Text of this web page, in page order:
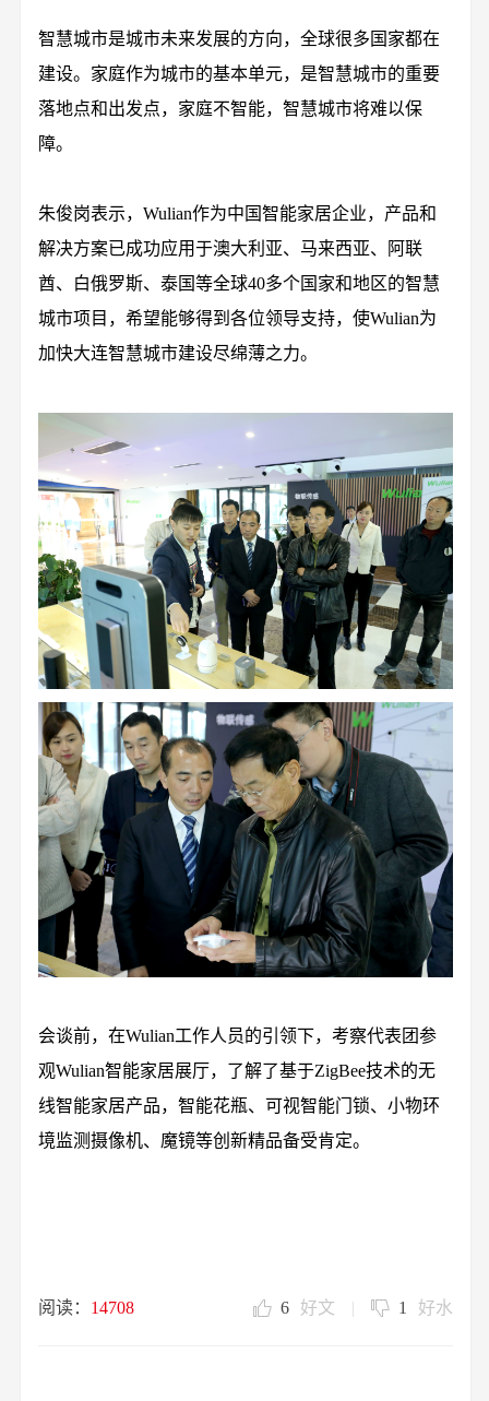
智慧城市是城市未来发展的方向，全球很多国家都在
建设。家庭作为城市的基本单元，是智慧城市的重要
落地点和出发点，家庭不智能，智慧城市将难以保
障。
朱俊岗表示，Wulian作为中国智能家居企业，产品和
解决方案已成功应用于澳大利亚、马来西亚、阿联
酋、白俄罗斯、泰国等全球40多个国家和地区的智慧
城市项目，希望能够得到各位领导支持，使Wulian为
加快大连智慧城市建设尽绵薄之力。
会谈前，在Wulian工作人员的引领下，考察代表团参
观Wulian智能家居展厅，了解了基于ZigBee技术的无
线智能家居产品，智能花瓶、可视智能门锁、小物环
境监测摄像机、魔镜等创新精品备受肯定。
阅读： 14708 6 好文 | 1 好水